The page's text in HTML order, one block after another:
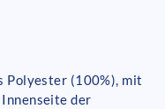
Polyester (100%), mit
der